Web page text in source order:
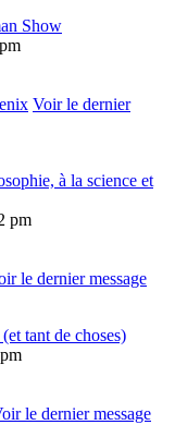
Show
Voir le dernier
à la science et
pm
le dernier message
tant de choses)
le dernier message